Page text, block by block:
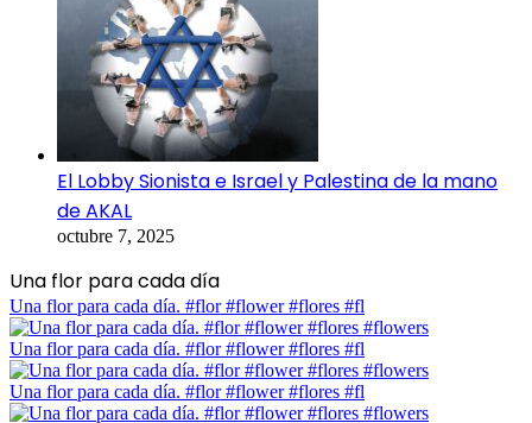
El Lobby Sionista e Israel y Palestina de la mano
de AKAL
octubre 7, 2025
Una flor para cada día
Una flor para cada día. #flor #flower #flores #fl
Una flor para cada día. #flor #flower #flores #fl
Una flor para cada día. #flor #flower #flores #fl